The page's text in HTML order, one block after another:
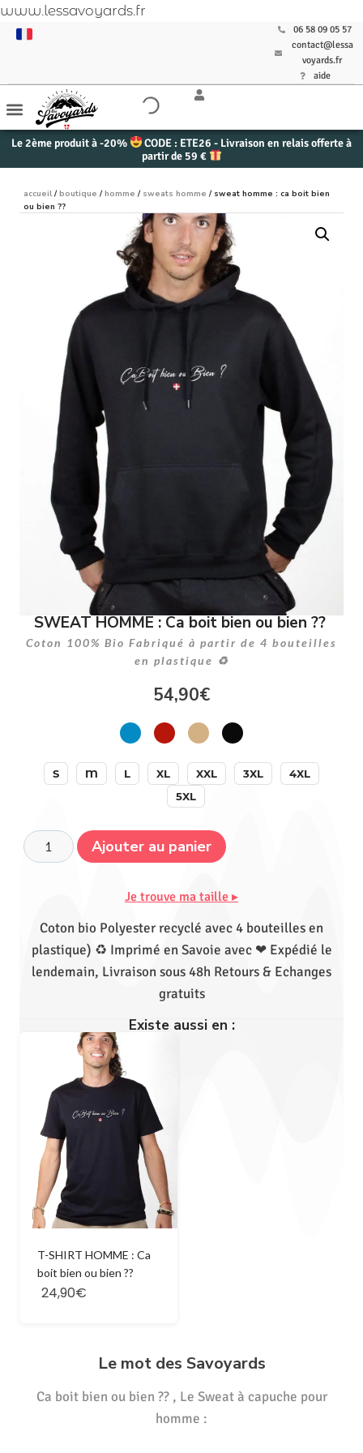
www.lessavoyards.fr
06 58 09 05 57
contact@lessa
voyards.fr
aide
Le 2ème produit à -20%
CODE : ETE26 - Livraison en relais offerte à
partir de 59 €
accueil / boutique / homme / sweats homme / sweat homme : ca boit bien
ou bien ??
SWEAT HOMME : Ca boit bien ou bien ??
Coton 100% Bio Fabriqué à partir de 4 bouteilles
en plastique ♻
54,90€
S M L XL XXL 3XL
4XL
5XL
Ajouter au panier
Je trouve ma taille ▸
Coton bio Polyester recyclé avec 4 bouteilles en
plastique) ♻ Imprimé en Savoie avec ❤ Expédié le
lendemain, Livraison sous 48h Retours & Echanges
gratuits
Existe aussi en :
T-SHIRT HOMME : Ca
boit bien ou bien ??
24,90€
Le mot des Savoyards
Ca boit bien ou bien ?? , Le Sweat à capuche pour
homme :